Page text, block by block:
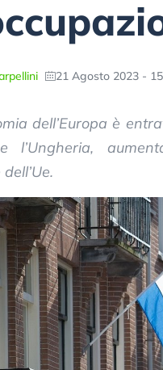
21 Agosto 2023 -
dell’Europa è
l’Ungheria,